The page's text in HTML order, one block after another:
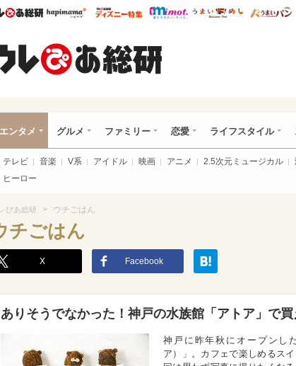
ウレぴあ総研ハピママ* ウレぴあ総研 ディズニー特集
mimot. うまいめし
エンタメ グルメ ファミリー 恋愛 ライフスタイル
テレビ 音楽 V系 アイドル 映画 アニメ 2.5次元ミュージカル
ヒーロー
ぴあ総研 > ウチごはん
チごはん
X Facebook
ありそうでなかった！神戸の水族館「アトア」で
神戸に昨年秋にオープンし
ア）」。カフェで楽しめるス